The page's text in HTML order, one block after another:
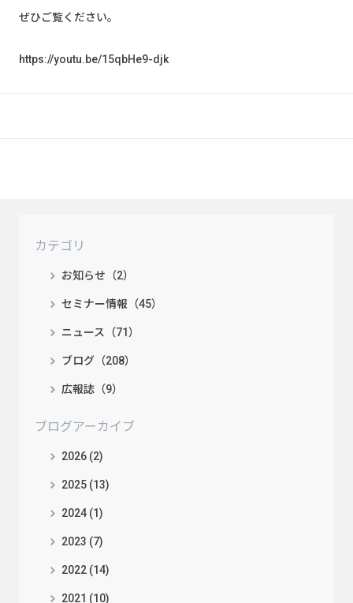
ぜひご覧ください。
https://youtu.be/15qbHe9-djk
カテゴリ
お知らせ（2）
セミナー情報（45）
ニュース（71）
ブログ（208）
広報誌（9）
ブログアーカイブ
2026 (2)
2025 (13)
2024 (1)
2023 (7)
2022 (14)
2021 (10)